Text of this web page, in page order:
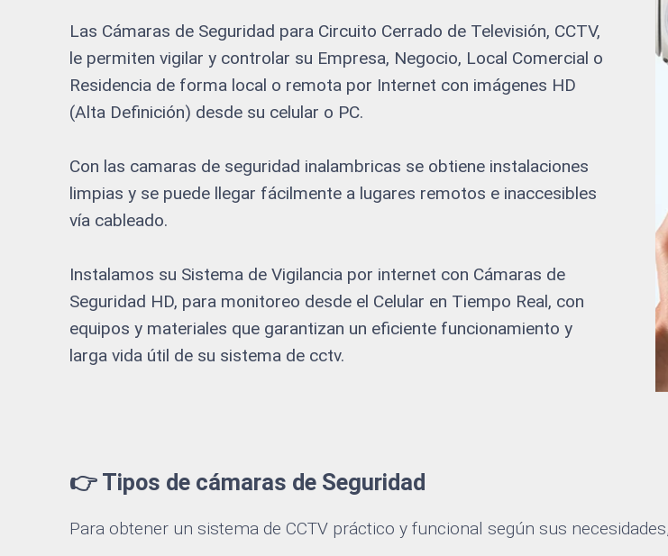
Las Cámaras de Seguridad para Circuito Cerrado de Televisión, CCTV,
le permiten vigilar y controlar su Empresa, Negocio, Local Comercial o
Residencia de forma local o remota por Internet con imágenes HD
(Alta Definición) desde su celular o PC.
Con las camaras de seguridad inalambricas se obtiene instalaciones
limpias y se puede llegar fácilmente a lugares remotos e inaccesibles
vía cableado.
Instalamos su Sistema de Vigilancia por internet con Cámaras de
Seguridad HD, para monitoreo desde el Celular en Tiempo Real, con
equipos y materiales que garantizan un eficiente funcionamiento y
larga vida útil de su sistema de cctv.
👉 Tipos de cámaras de Seguridad
Para obtener un sistema de CCTV práctico y funcional según sus